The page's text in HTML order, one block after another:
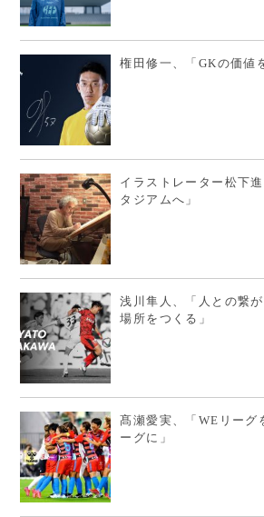
権田修一、「GKの価値
イラストレーター松下
タジアムへ」
浅川隼人、「人との繋
場所をつくる」
髙瀬愛実、「WEリーグ
ーグに」